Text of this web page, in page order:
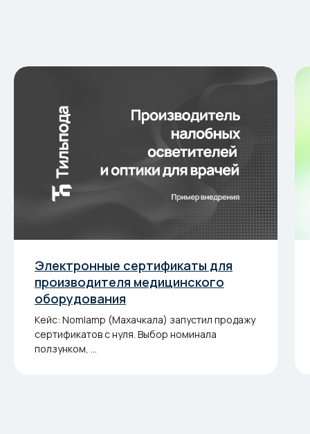
Электронные сертификаты для
производителя медицинского
оборудования
Кейс: Nomlamp (Махачкала) запустил продажу
сертификатов с нуля. Выбор номинала
ползунком, ...